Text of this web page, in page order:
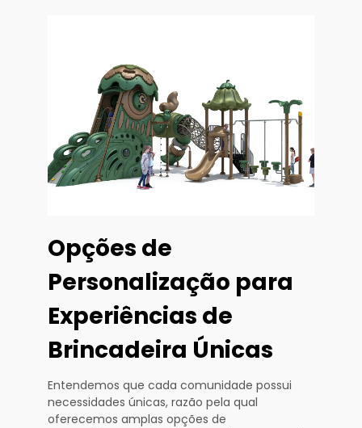
Opções de
Personalização para
Experiências de
Brincadeira Únicas
Entendemos que cada comunidade possui
necessidades únicas, razão pela qual
oferecemos amplas opções de